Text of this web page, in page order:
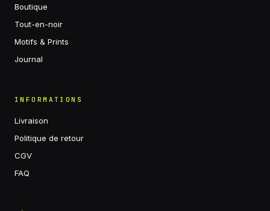
Boutique
Tout-en-noir
Motifs & Prints
Journal
INFORMATIONS
Livraison
Politique de retour
CGV
FAQ